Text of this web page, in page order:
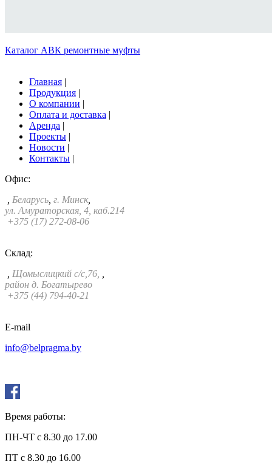
Каталог АВК ремонтные муфты
Главная |
Продукция |
О компании |
Оплата и доставка |
Аренда |
Проекты |
Новости |
Контакты |
Офис:
Беларусь г. Минск,
ул. Амураторская, 4, каб.214
+375 (17) 272-08-06
Склад:
Щомыслицкий с/с,76,
район д. Богатырево
+375 (44) 794-40-21
E-mail
info@belpragma.by
Время работы:
ПН-ЧТ с 8.30 до 17.00
ПТ с 8.30 до 16.00